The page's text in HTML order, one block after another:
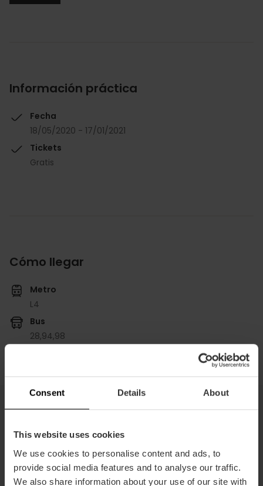
Consent Details About
This website uses cookies
We use cookies to personalise content and ads, to
provide social media features and to analyse our traffic.
We also share information about your use of our site with
Información práctica
Fecha
18/05/2020 - 17/01/2021
Tickets
Gratis
Cómo llegar
Metro
L4
Bus
28,94,98
También te puede interesar